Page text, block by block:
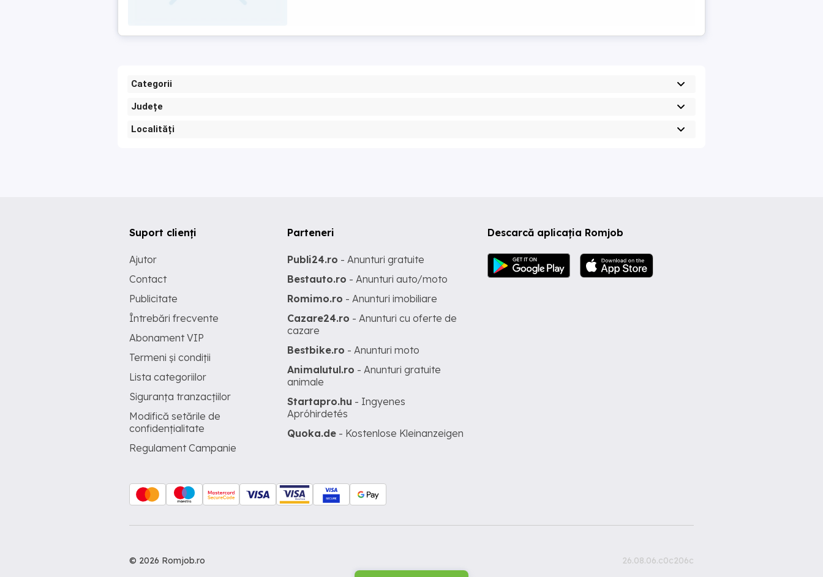
Categorii
Județe
Localități
Descarcă aplicația Romjob
Suport clienți
Ajutor
Contact
Publicitate
Întrebări frecvente
Abonament VIP
Termeni și condiții
Lista categoriilor
Siguranța tranzacțiilor
Modifică setările de
confidențialitate
Regulament Campanie
Parteneri
Publi24.ro - Anunturi gratuite
Bestauto.ro - Anunturi auto/moto
Romimo.ro - Anunturi imobiliare
Cazare24.ro - Anunturi cu oferte de
cazare
Bestbike.ro - Anunturi moto
Animalutul.ro - Anunturi gratuite
animale
Startapro.hu - Ingyenes
Apróhirdetés
Quoka.de - Kostenlose Kleinanzeigen
© 2026 Romjob.ro 26.08.06.c0c206c